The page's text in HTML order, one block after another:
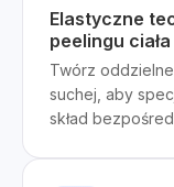
Elastyczne
peelingu ciała
Twórz
suchej, aby
skład